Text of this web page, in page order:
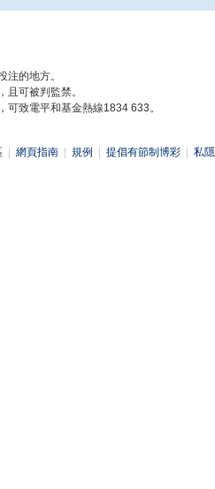
注的地方。
且可被判監禁。
可致電平和基金熱線1834 633。
網頁指南 規例 提倡有節制博彩 私